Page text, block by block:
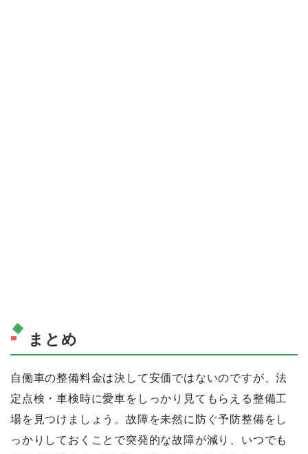
まとめ
自働車の整備料金は決して安価ではないのですが、法
定点検・車検時に愛車をしっかり見てもらえる整備工
場を見つけましょう。故障を未然に防ぐ予防整備をし
っかりしておくことで突発的な故障が減り、いつでも